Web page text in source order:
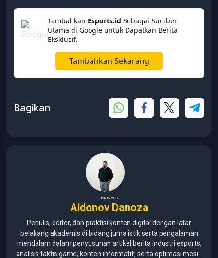
Tambahkan Esports.id Sebagai Sumber
Utama di Google untuk Dapatkan Berita
Eksklusif.
Tambahkan Sekarang
Bagikan
Ditulis Oleh
Aldonov Danoza
Penulis, editor, dan praktisi konten digital dengan latar
belakang akademis di bidang jurnalistik serta pengalaman
mendalam dalam penyusunan artikel berita industri esports,
analisis taktis game, konten informatif, serta optimasi mesin